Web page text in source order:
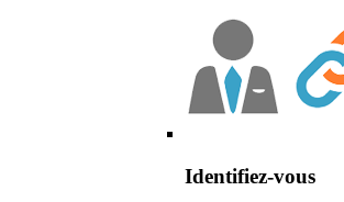
Identifiez-vous